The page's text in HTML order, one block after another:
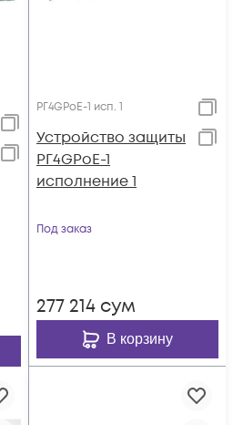
РГ4GPoE-1 исп. 1
Устройство защиты
РГ4GPoE-1
исполнение 1
Под заказ
277 214 сум
В корзину